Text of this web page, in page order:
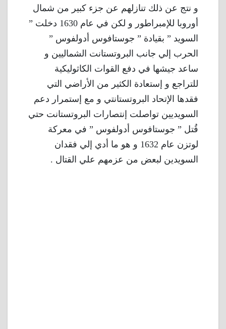
و نتج عن ذلك تنازلهم عن جزء كبير من شمال
أوروبا للإمبراطور و لكن في عام 1630 دخلت ”
السويد ” بقيادة ” جوستافوس أدولفوس ”
الحرب إلي جانب البروتستانت الشماليين و
ساعد جيشها في دفع القوات الكاثوليكية
للتراجع و إستعادة الكثير من الأراضي التي
فقدها الإتحاد البروتستانتي و مع إستمرار دعم
السويديين تواصلت إنتصارات البروتستانت حتي
قُتل ” جوستافوس أدولفوس ” في معركة
لوتزن عام 1632 و هو ما أدي إلي فقدان
السويدين لبعض من عزمهم علي القتال .